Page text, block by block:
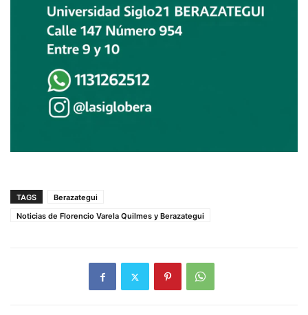
TAGS
Berazategui
Noticias de Florencio Varela Quilmes y Berazategui